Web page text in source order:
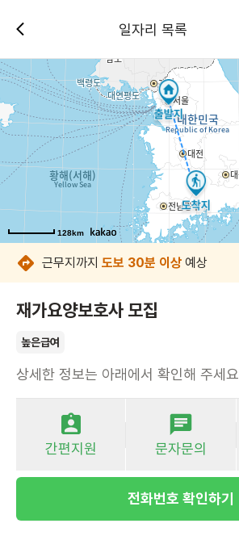
일자리 목록
128km
128km
128km
128km
128km
128km
128km
근무지까지 도보 30분 이상 예상
재가요양보호사 모집
높은급여
상세한 정보는 아래에서 확인해 주세요
간편지원 문자문의
전화번호 확인하기